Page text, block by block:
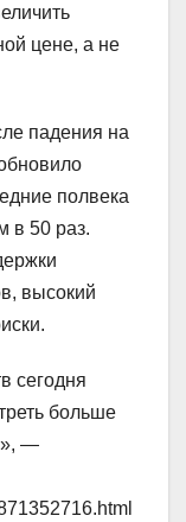
цене, а не
падения на
полвека
в 50 раз.
высокий
сегодня
больше
—